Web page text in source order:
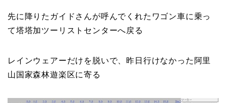
先に降りたガイドさんが呼んでくれたワゴン車に乗っ
て塔塔加ツーリストセンターへ戻る
レインウェアーだけを脱いで、昨日行けなかった阿里
山国家森林遊楽区に寄る